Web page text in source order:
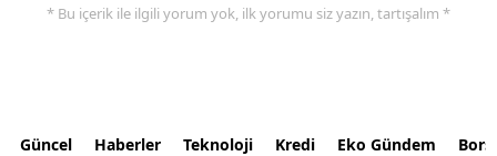
* Bu içerik ile ilgili yorum yok, ilk yorumu siz yazın, tartışalım *
Güncel Haberler Teknoloji Kredi Eko Gündem